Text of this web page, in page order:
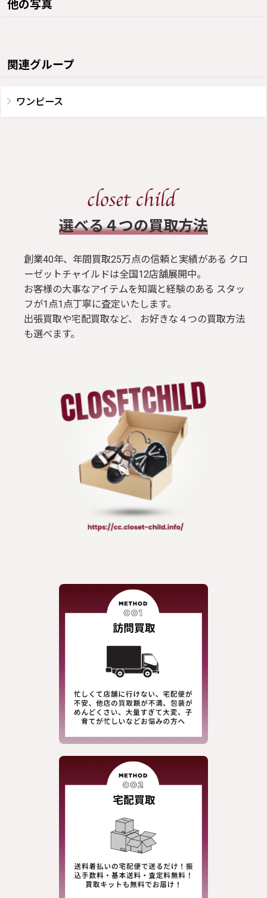
他の写真
関連グループ
ワンピース
​選べる４つの買取方法
創業40年、年間買取25万点の信頼と実績がある クロ
ーゼットチャイルドは全国12店舗展開中。
お客様の大事なアイテムを知識と経験のある スタッ
フが1点1点丁寧に査定いたします。
出張買取や宅配買取など、 お好きな４つの買取方法
も選べます。